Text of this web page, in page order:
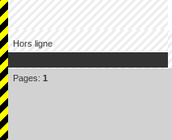
Hors ligne
Pages: 1